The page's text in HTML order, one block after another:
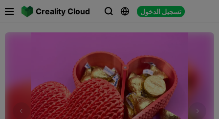
Creality Cloud   تسجيل الدخول
 